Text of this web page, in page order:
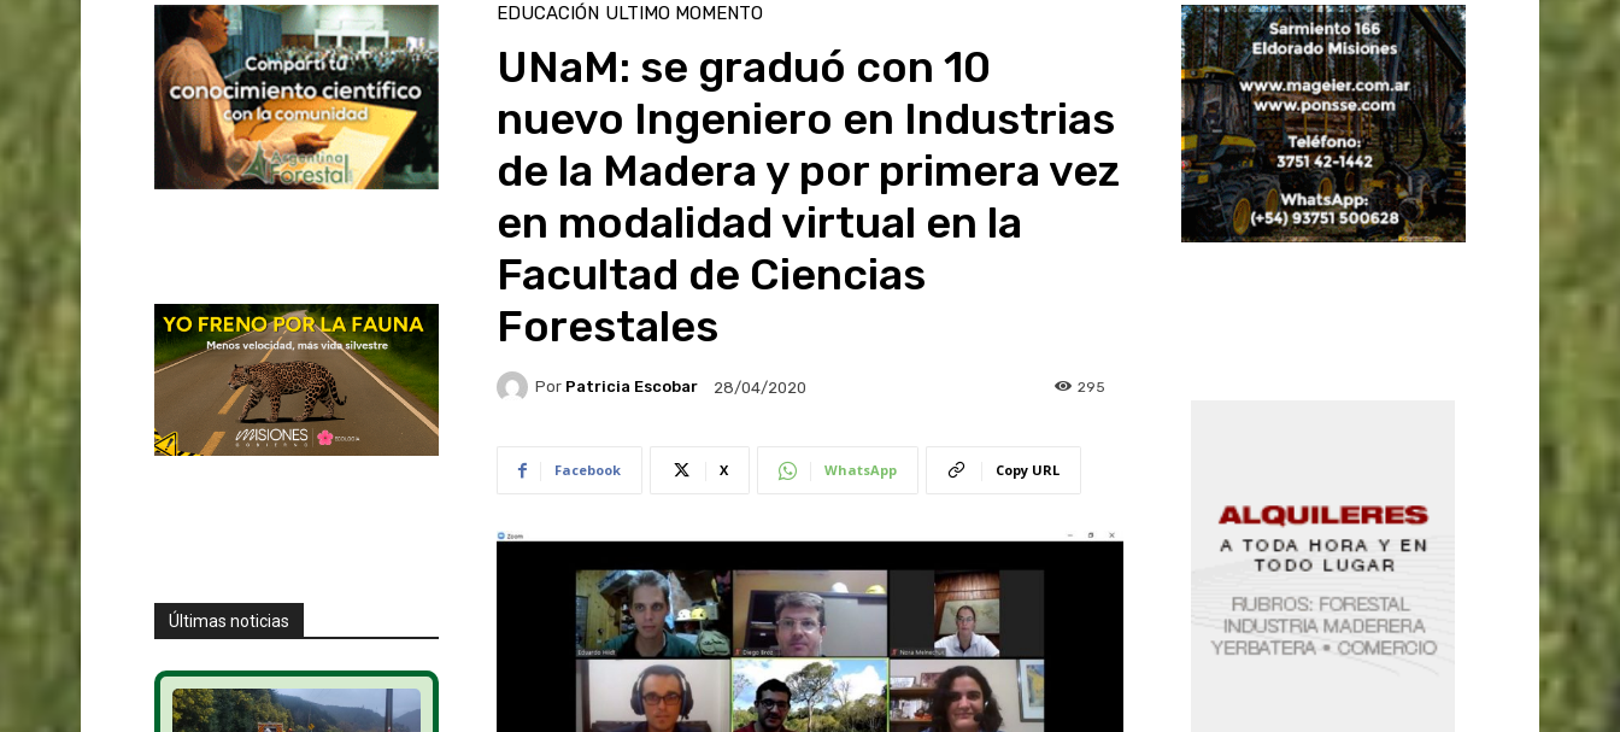
Últimas noticias
EDUCACIÓN ULTIMO MOMENTO
UNaM: se graduó con 10
nuevo Ingeniero en Industrias
de la Madera y por primera vez
en modalidad virtual en la
Facultad de Ciencias
Forestales
Por Patricia Escobar 28/04/2020 295
Facebook X WhatsApp Copy URL